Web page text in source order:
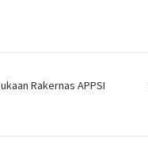
Rakernas APPSI